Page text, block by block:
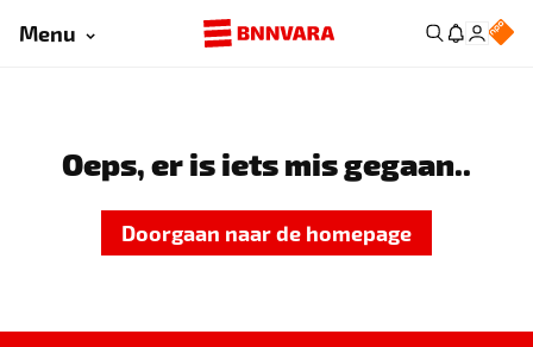
Menu
Oeps, er is iets mis gegaan..
Doorgaan naar de homepage